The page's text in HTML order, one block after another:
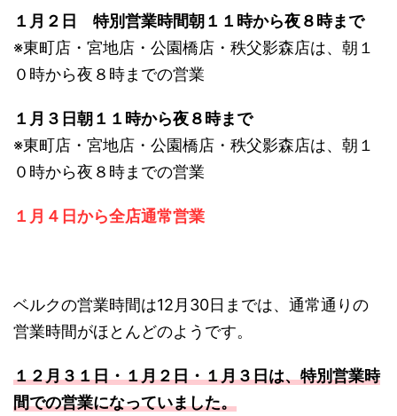
１月２日 特別営業時間朝１１時から夜８時まで
※東町店・宮地店・公園橋店・秩父影森店は、朝１
０時から夜８時までの営業
１月３日朝１１時から夜８時まで
※東町店・宮地店・公園橋店・秩父影森店は、朝１
０時から夜８時までの営業
１月４日から全店通常営業
ベルクの営業時間は12月30日までは、通常通りの
営業時間がほとんどのようです。
１２月３１日・１月２日・１月３日は、特別営業時
間での営業になっていました。